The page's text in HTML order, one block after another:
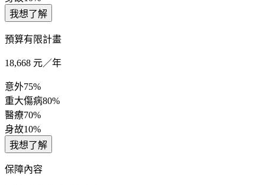
我想了解
預算有限計畫
18,668 元／年
意外75%
重大傷病80%
醫療70%
身故10%
我想了解
保障內容